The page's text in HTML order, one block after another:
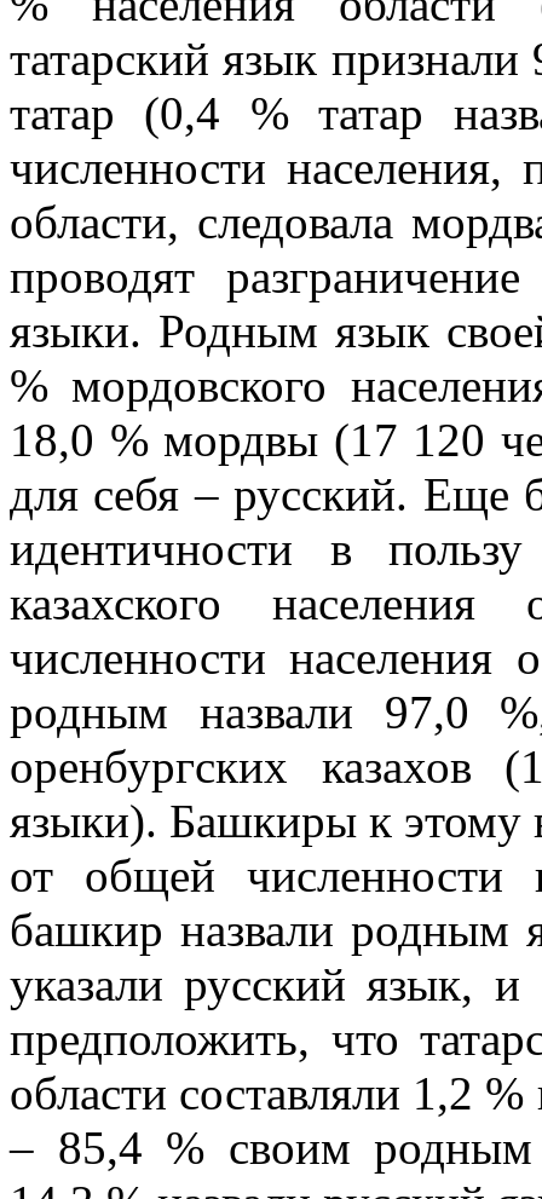
татарский язык
татар (0,4 % татар
численности
области, следовала
проводят
языки. Родным язык
% мордовского
18,0 % мордвы (17 120
для себя – русский. Еще
идентичности в
казахского
численности населения
родным назвали 97,0
оренбургских казахов
языки). Башкиры к этому
от общей
башкир назвали родным
указали русский язык,
предположить, что
области составляли 1,2
– 85,4 % своим родным